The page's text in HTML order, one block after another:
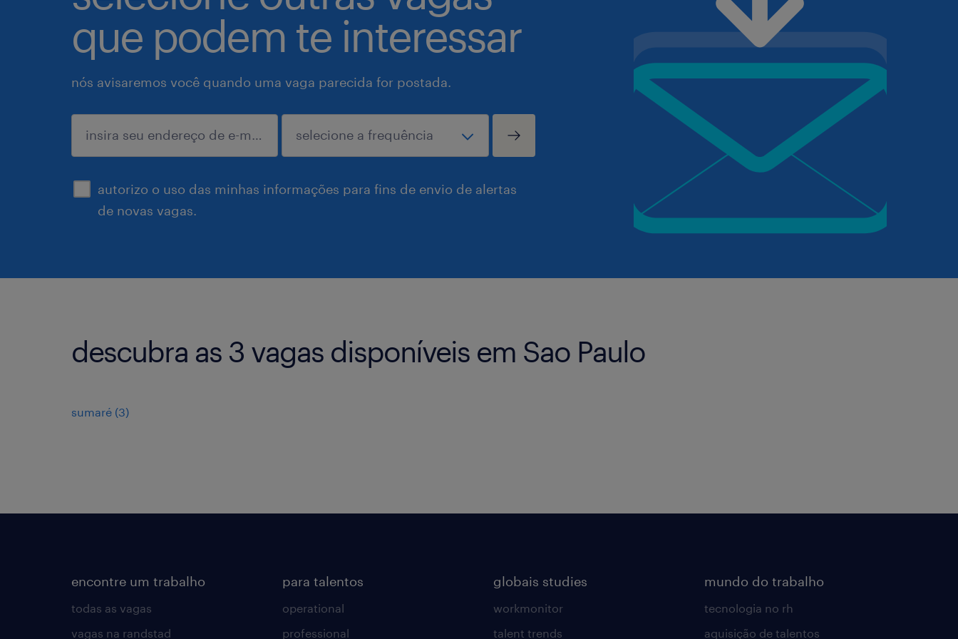
que podem te interessar
nós avisaremos você quando uma vaga parecida for postada.
autorizo o uso das minhas informações para fins de envio de alertas
de novas vagas.
enviar
descubra as 3 vagas disponíveis em Sao Paulo
sumaré (3)
encontre um trabalho
todas as vagas
vagas na randstad
para talentos
operational
professional
globais studies
workmonitor
talent trends
mundo do trabalho
tecnologia no rh
aquisição de talentos